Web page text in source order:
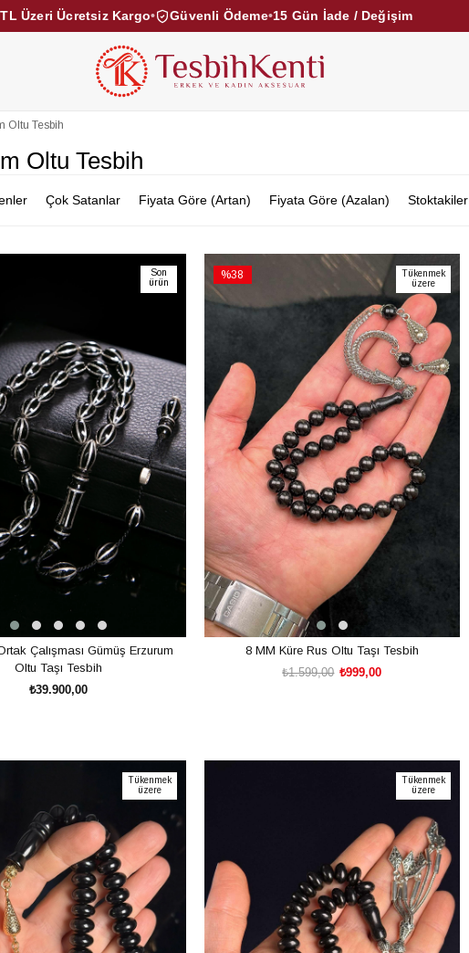
Üzeri Ücretsiz Kargo• Güvenli Ödeme•15 Gün İade / Değişim
KEHRİBAR TESBİHLER KUKA TESBİHLER
Oltu Tesbih
Oltu Tesbih
Çok Satanlar Fiyata Göre (Artan) Fiyata Göre (Azalan) Stoktakiler
Son
ürün
Çalışması Gümüş Erzurum
Oltu Taşı Tesbih
₺39.900,00
%38
İndirim
%38İndirim
Tükenmek
üzere
8 MM Küre Rus Oltu Taşı Tesbih
₺999,00
₺1.599,00
Tükenmek
üzere
Tükenmek
üzere